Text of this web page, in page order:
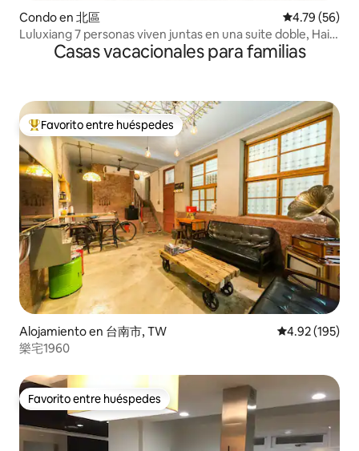
Condo en 北區 Calificación
4.79 (56)
Luluxiang 7 personas viven juntas en una suite doble, Hai
'an Road Guohua Street Retro Ink Green Hermes Orange
Casas vacacionales para familias
Favorito entre huéspedes preferido
Favorito entre huéspedes
Alojamiento en 台南市, TW Calificación
4.92 (195)
樂宅1960
Favorito entre huéspedes
Favorito entre huéspedes